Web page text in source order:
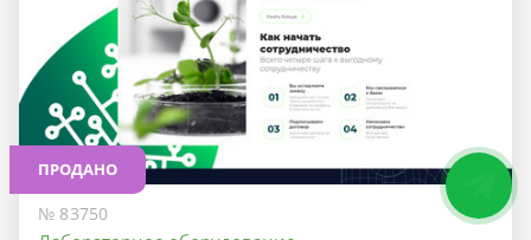
ПРОДАНО
№ 83750